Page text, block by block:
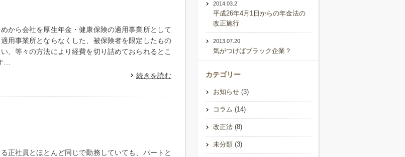
から会社を厚生年金・健康保険の適用事業所として
用事業所とならなくした、被保険者を限定したもの
、等々の方法により経費を切り詰めておられるとこ
…
続きを読む
正社員とほとんど同じで勤務していても、パートと
2014.03.2
平成26年4月1日からの年金法の
改正施行
2013.07.20
気がつけばブラック企業？
カテゴリー
お知らせ (3)
コラム (14)
改正法 (8)
未分類 (3)